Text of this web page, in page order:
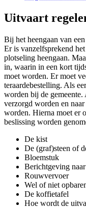
Uitvaart
Bij het heengaan van
Er is vanzelfsprekend
plotseling heengaan.
in, waarin in een kort
moet worden. Er moet
teraardebestelling. Als
worden bij de
verzorgd worden en
worden. Hierna moet er
beslissing worden
De kist
De (graf)steen of
Bloemstuk
Berichtgeving naar
Rouwvervoer
Wel of niet
De koffietafel
Hoe wordt de